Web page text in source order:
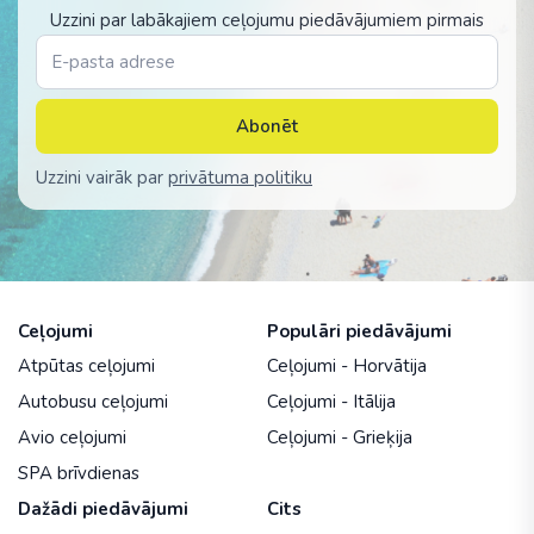
Uzzini par labākajiem ceļojumu piedāvājumiem pirmais
Abonēt
Uzzini vairāk par privātuma politiku
Ceļojumi
Atpūtas ceļojumi
Autobusu ceļojumi
Avio ceļojumi
SPA brīvdienas
Populāri piedāvājumi
Ceļojumi - Horvātija
Ceļojumi - Itālija
Ceļojumi - Grieķija
Dažādi piedāvājumi
Cits